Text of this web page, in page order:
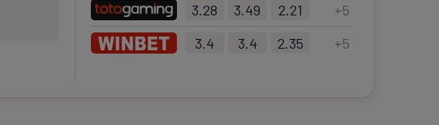
3.28
3.49 2.21 +5
3.4
3.4 2.35 +5